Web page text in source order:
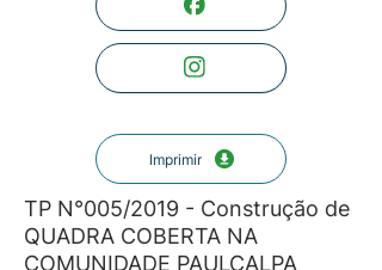
Imprimir
TP N°005/2019 - Construção de
QUADRA COBERTA NA
COMUNIDADE PAULCALPA